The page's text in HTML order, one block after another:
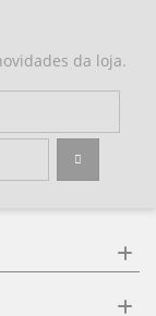
da loja.